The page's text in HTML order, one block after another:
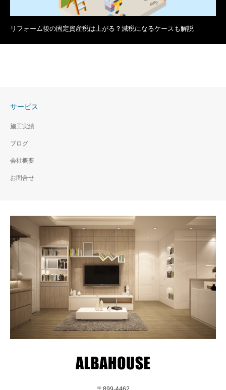
リフォーム後の固定資産税は上がる？減税になるケースも解説
サービス
施工実績
ブログ
会社概要
お問合せ